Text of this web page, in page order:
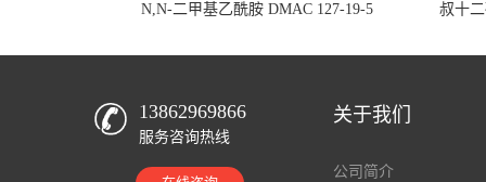
N,N-二甲基乙酰胺 DMAC 127-19-5 叔十
13862969866
服务咨询热线
关于我们
公司简介